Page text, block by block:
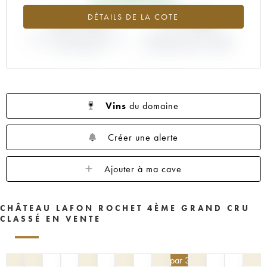
DÉTAILS DE LA COTE
+44.16% +77.78%
Vins du domaine
Créer une alerte
Ajouter à ma cave
CHÂTEAU LAFON ROCHET 4ÈME GRAND CRU
CLASSÉ EN VENTE
par 3 | -10%